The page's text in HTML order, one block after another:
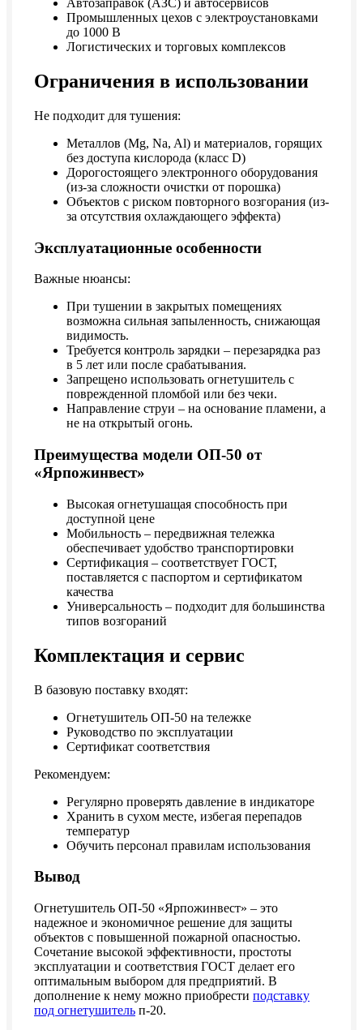
Автозаправок (АЗС) и автосервисов
Промышленных цехов с электроустановками
до 1000 В
Логистических и торговых комплексов
Ограничения в использовании
Не подходит для тушения:
Металлов (Mg, Na, Al) и материалов, горящих
без доступа кислорода (класс D)
Дорогостоящего электронного оборудования
(из-за сложности очистки от порошка)
Объектов с риском повторного возгорания (из-
за отсутствия охлаждающего эффекта)
Эксплуатационные особенности
Важные нюансы:
При тушении в закрытых помещениях
возможна сильная запыленность, снижающая
видимость.
Требуется контроль зарядки – перезарядка раз
в 5 лет или после срабатывания.
Запрещено использовать огнетушитель с
поврежденной пломбой или без чеки.
Направление струи – на основание пламени, а
не на открытый огонь.
Преимущества модели ОП-50 от
«Ярпожинвест»
Высокая огнетушащая способность при
доступной цене
Мобильность – передвижная тележка
обеспечивает удобство транспортировки
Сертификация – соответствует ГОСТ,
поставляется с паспортом и сертификатом
качества
Универсальность – подходит для большинства
типов возгораний
Комплектация и сервис
В базовую поставку входят:
Огнетушитель ОП-50 на тележке
Руководство по эксплуатации
Сертификат соответствия
Рекомендуем:
Регулярно проверять давление в индикаторе
Хранить в сухом месте, избегая перепадов
температур
Обучить персонал правилам использования
Вывод
Огнетушитель ОП-50 «Ярпожинвест» – это
надежное и экономичное решение для защиты
объектов с повышенной пожарной опасностью.
Сочетание высокой эффективности, простоты
эксплуатации и соответствия ГОСТ делает его
оптимальным выбором для предприятий. В
дополнение к нему можно приобрести подставку
под огнетушитель п-20.